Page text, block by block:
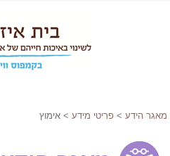
מאגר הידע > פריטי מידע > אימוץ